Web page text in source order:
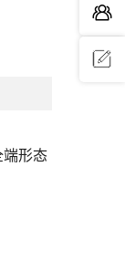
形态